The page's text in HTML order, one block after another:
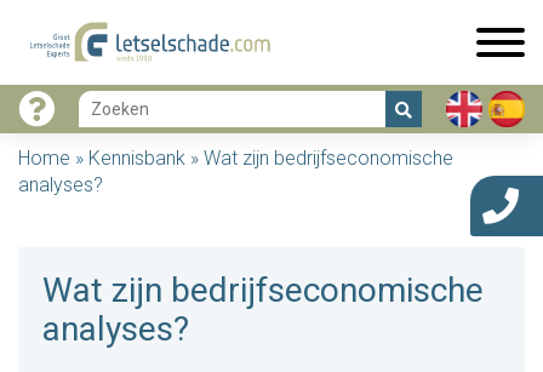
Home » Kennisbank » Wat zijn bedrijfseconomische
analyses?
Wat zijn bedrijfseconomische
analyses?